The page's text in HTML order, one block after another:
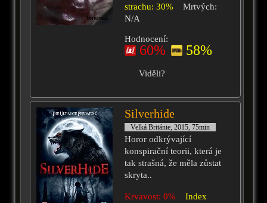
strachu: 30%
Mrtvých:
N/A
Hodnocení:
60% 58%
Viděli?
Silverhide
Velká Británie, 2015, 75min
Horor odkrývající
konspirační teorii, která je
tak strašná, že měla zůstat
skryta..
Krvavost: 0%
Index